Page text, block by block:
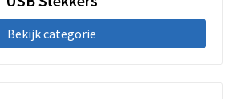
Bekijk categorie